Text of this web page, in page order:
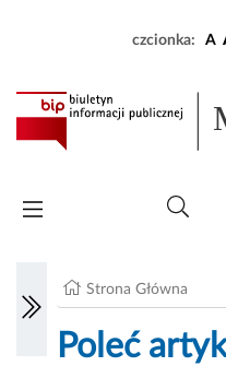
czcionka: A
Strona Główna
Poleć